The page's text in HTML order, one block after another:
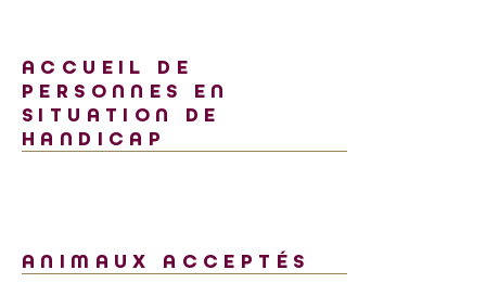
ACCUEIL DE
PERSONNES EN
SITUATION DE
HANDICAP
ANIMAUX ACCEPTÉS